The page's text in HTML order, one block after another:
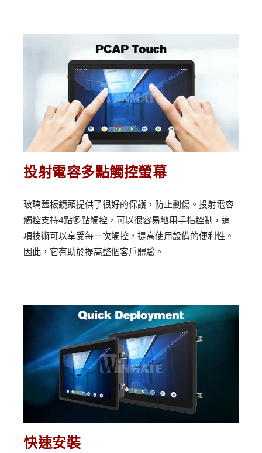
投射電容多點觸控螢幕
玻璃蓋板鏡頭提供了很好的保護，防止劃傷。投射電容
觸控支持4點多點觸控，可以很容易地用手指控制，這
項技術可以享受每一次觸控，提高使用設備的便利性。
因此，它有助於提高整個客戶體驗。
快速安裝